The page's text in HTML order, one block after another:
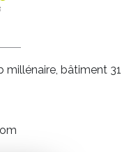
millénaire, bâtiment 31